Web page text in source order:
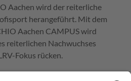
Aachen wird der reiterliche
herangeführt. Mit dem
Aachen CAMPUS wird
reiterlichen Nachwuchses
Fokus rücken.